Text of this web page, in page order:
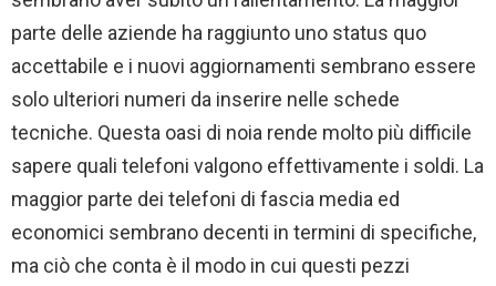
parte delle aziende ha raggiunto uno status quo
accettabile e i nuovi aggiornamenti sembrano essere
solo ulteriori numeri da inserire nelle schede
tecniche. Questa oasi di noia rende molto più difficile
sapere quali telefoni valgono effettivamente i soldi. La
maggior parte dei telefoni di fascia media ed
economici sembrano decenti in termini di specifiche,
ma ciò che conta è il modo in cui questi pezzi